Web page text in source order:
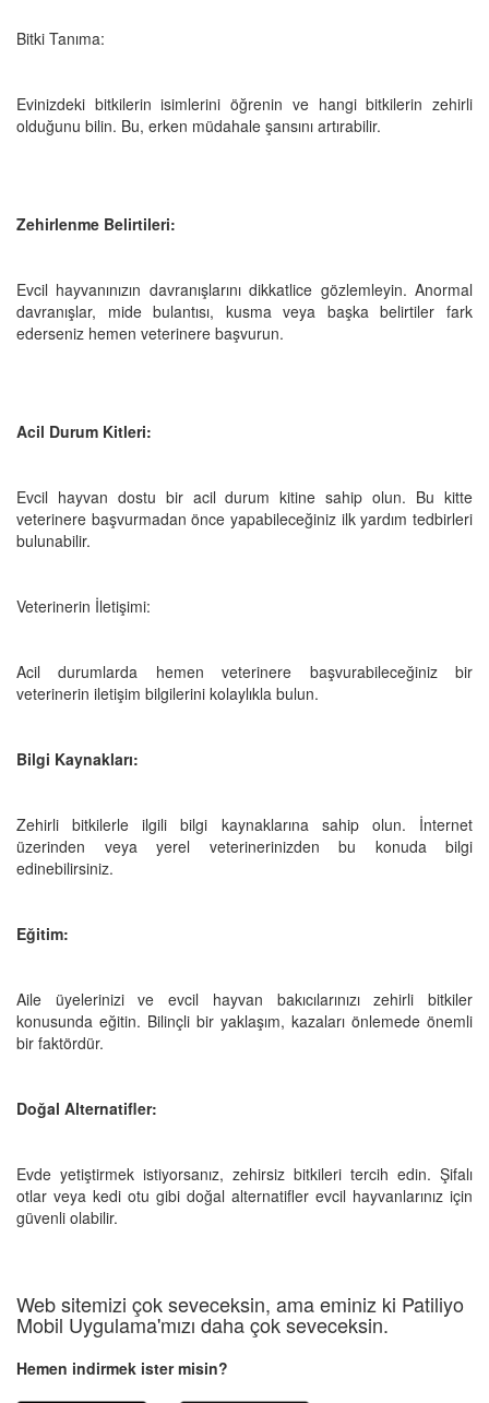
Bitki Tanıma:
Evinizdeki bitkilerin isimlerini öğrenin ve hangi bitkilerin zehirli
olduğunu bilin. Bu, erken müdahale şansını artırabilir.
Zehirlenme Belirtileri:
Evcil hayvanınızın davranışlarını dikkatlice gözlemleyin. Anormal
davranışlar, mide bulantısı, kusma veya başka belirtiler fark
ederseniz hemen veterinere başvurun.
Acil Durum Kitleri:
Evcil hayvan dostu bir acil durum kitine sahip olun. Bu kitte
veterinere başvurmadan önce yapabileceğiniz ilk yardım tedbirleri
bulunabilir.
Veterinerin İletişimi:
Acil durumlarda hemen veterinere başvurabileceğiniz bir
veterinerin iletişim bilgilerini kolaylıkla bulun.
Bilgi Kaynakları:
Zehirli bitkilerle ilgili bilgi kaynaklarına sahip olun. İnternet
üzerinden veya yerel veterinerinizden bu konuda bilgi
edinebilirsiniz.
Eğitim:
Aile üyelerinizi ve evcil hayvan bakıcılarınızı zehirli bitkiler
konusunda eğitin. Bilinçli bir yaklaşım, kazaları önlemede önemli
bir faktördür.
Doğal Alternatifler:
Evde yetiştirmek istiyorsanız, zehirsiz bitkileri tercih edin. Şifalı
otlar veya kedi otu gibi doğal alternatifler evcil hayvanlarınız için
güvenli olabilir.
Web sitemizi çok seveceksin, ama eminiz ki Patiliyo
Mobil Uygulama'mızı daha çok seveceksin.
Hemen indirmek ister misin?